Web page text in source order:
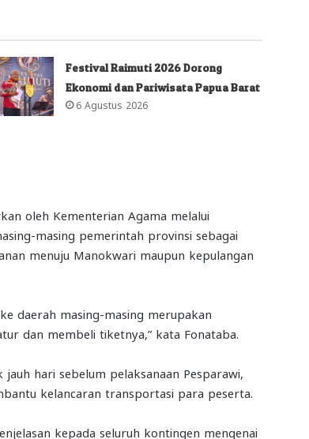
Festival Raimuti 2026 Dorong
Ekonomi dan Pariwisata Papua Barat
6 Agustus 2026
oleh Kementerian Agama melalui
masing pemerintah provinsi sebagai
menuju Manokwari maupun kepulangan
daerah masing-masing merupakan
dan membeli tiketnya,” kata Fonataba.
hari sebelum pelaksanaan Pesparawi,
kelancaran transportasi para peserta.
kepada seluruh kontingen mengenai